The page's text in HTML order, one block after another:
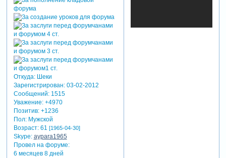
Откуда:Шеки
Зарегистрирован: 03-02-2012
Сообщений:1515
Уважение: +4970
Позитив: +1236
Пол:Мужской
Возраст:61 [1965-04-30]
Skype: aypara1965
Провел на форуме:
6 месяцев 8 дней